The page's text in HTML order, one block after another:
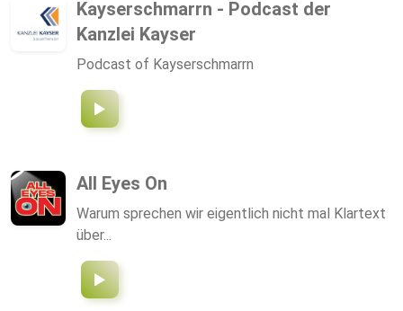
Regensburg in den kommenden Jahren wirklich
braucht. Jede Folge gibt einen präzisen Blick auf
politische Entscheidungen, Machtfragen und die
Plattformen, als Video und in Clip-Formaten.
Kayserschmarrn - Podcast der
Kanzlei Kayser
Podcast of Kayserschmarrn
All Eyes On
Warum sprechen wir eigentlich nicht mal Klartext
über...